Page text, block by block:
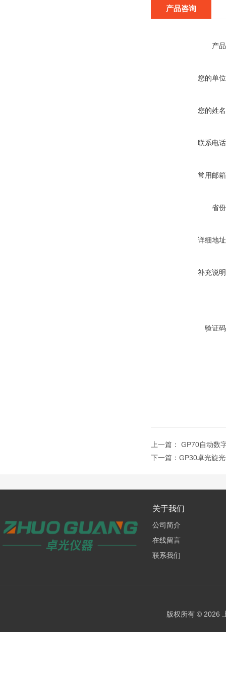
产品咨询
产
您的单
您的姓
联系电
常用邮
省
详细地
补充说
验证
上一篇： GP70自动数
下一篇： GP30卓光旋
关于我们
公司简介
在线留言
联系我们
版权所有 © 2026